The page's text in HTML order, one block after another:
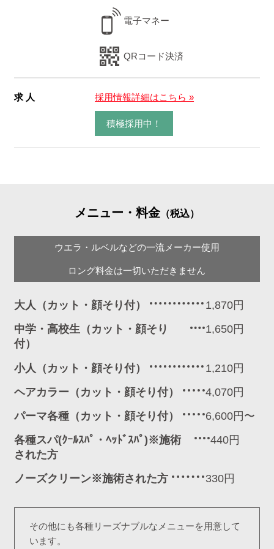
電子マネー
QRコード決済
求 人 採用情報詳細はこちら »
積極採用中！
メニュー・料金（税込）
ウエラ・ルベルなどの一流メーカー使用
ロング料金は一切いただきません
大人（カット・顔そり付）
1,870円
中学・高校生（カット・顔そり
付）
1,650円
小人（カット・顔そり付）
1,210円
ヘアカラー（カット・顔そり付）
4,070円
パーマ各種（カット・顔そり付）
6,600円〜
各種スパ(ｸｰﾙｽﾊﾟ・ﾍｯﾄﾞｽﾊﾟ)※施術
された方
440円
ノーズクリーン※施術された方 330円
その他にも各種リーズナブルなメニューを用意して
います。